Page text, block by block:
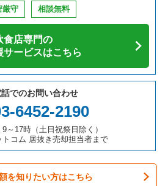
の案件一覧
却物件の案件一覧
抜き売却物件の案件一覧
クの居抜き売却物件の案件一覧
案件一覧
の居抜き売却物件の案件一覧
売却物件の案件一覧
売却物件の案件一覧
売却物件の案件一覧
き売却物件の案件一覧
却物件の案件一覧
売却物件の案件一覧
売却物件の案件一覧
売却物件の案件一覧
売却物件の案件一覧
売却物件の案件一覧
好み焼の居抜き売却物件の案件一覧
居抜き売却物件の案件一覧
き売却物件の案件一覧
の居抜き売却物件の案件一覧
・デリの居抜き売却物件の案件一覧
ブ・スナックの居抜き売却物件の案件
ニングバーの居抜き売却物件の案件一
抜き売却物件の案件一覧
売却物件の案件一覧
厳守 相談無料
食店専門の
サービスはこちら
でのお問い合わせ
6452-2190
～17時（土日祝祭日除く）
コム 居抜き売却担当者まで
を知りたい方はこちら